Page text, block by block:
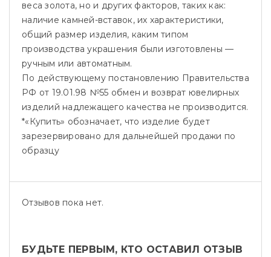
веса золота, но и других факторов, таких как:
наличие камней-вставок, их характеристики,
общий размер изделия, каким типом
производства украшения были изготовлены —
ручным или автоматным.
По действующему постановлению Правительства
РФ от 19.01.98 №55 обмен и возврат ювелирных
изделий надлежащего качества не производится.
*«Купить» обозначает, что изделие будет
зарезервировано для дальнейшей продажи по
образцу
Отзывов пока нет.
БУДЬТЕ ПЕРВЫМ, КТО ОСТАВИЛ ОТЗЫВ